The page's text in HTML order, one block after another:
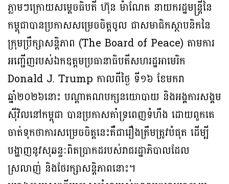
ភ្លាមៗក្រោយសម្តេចធិបតី ហ៊ុន ម៉ាណែត នាយករដ្ឋមន្រ្តីនៃ
កម្ពុជាបានប្រកាសសម្រេចចិត្តចូល ជាសមាជិកស្ថាបនិកនៃ
ក្រុមប្រឹក្សាសន្តិភាព (The Board of Peace) តាមការ
អញ្ជើញរបស់ឯកឧត្តមប្រធានាធិបតីសហរដ្ឋអាមេរិក
Donald J. Trump កាលពីថ្ងៃ ទី១៦ ខែមករា
ឆ្នាំ២០២៦នោះ បណ្តាគណបក្សនយោបាយ និងអង្គការសង្គម
ស៊ីវិលនៅកម្ពុជា បានប្រកាសគាំទ្រពេញទំហឹង ដោយពួកគេ
ចាត់ទុកថាការសម្រេចចិត្តនេះគឺជារឿងត្រឹមត្រូវបំផុត ដើម្បី
បង្ហាញនូវសុឆន្ទៈពិតប្រាកដរបស់រាជរដ្ឋាភិបាលដែល
ស្រលាញ់ និងថែរក្សាសន្តិភាពនោះ។